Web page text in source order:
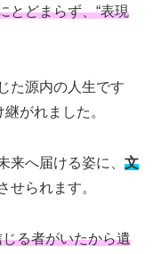
とどまらず、“表現
た源内の人生です
がれました。
来へ届ける姿に、 文
せられます。
る者がいたから遺